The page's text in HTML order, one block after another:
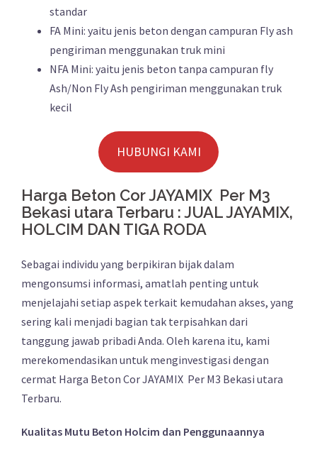
standar
FA Mini: yaitu jenis beton dengan campuran Fly ash
pengiriman menggunakan truk mini
NFA Mini: yaitu jenis beton tanpa campuran fly
Ash/Non Fly Ash pengiriman menggunakan truk
kecil
HUBUNGI KAMI
Harga Beton Cor JAYAMIX Per M3
Bekasi utara Terbaru : JUAL JAYAMIX,
HOLCIM DAN TIGA RODA
Sebagai individu yang berpikiran bijak dalam
mengonsumsi informasi, amatlah penting untuk
menjelajahi setiap aspek terkait kemudahan akses, yang
sering kali menjadi bagian tak terpisahkan dari
tanggung jawab pribadi Anda. Oleh karena itu, kami
merekomendasikan untuk menginvestigasi dengan
cermat Harga Beton Cor JAYAMIX Per M3 Bekasi utara
Terbaru.
Kualitas Mutu Beton Holcim dan Penggunaannya